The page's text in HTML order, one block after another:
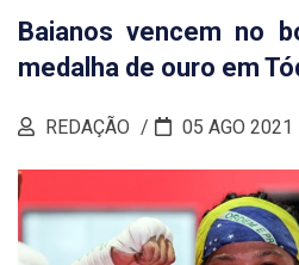
Baianos vencem no
medalha de ouro em
REDAÇÃO 05 AGO 2021